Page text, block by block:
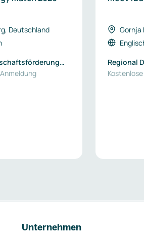
Deutschland
Gornja
Regional
Podravje-
Unternehmen